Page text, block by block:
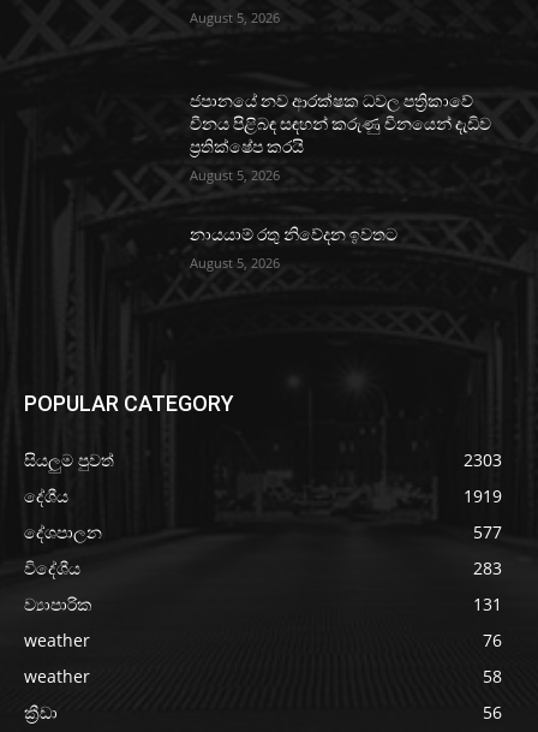
August 5, 2026
ජපානයේ නව ආරක්ෂක ධවල පත්‍රිකාවේ
චීනය පිළිබඳ සඳහන් කරුණු චීනයෙන් දැඩිව
ප්‍රතික්ෂේප කරයි
August 5, 2026
නායයාම් රතු නිවේදන ඉවතට
August 5, 2026
POPULAR CATEGORY
සියලුම පුවත්
2303
දේශීය
1919
දේශපාලන
577
විදේශීය
283
ව්‍යාපාරික
131
weather
76
weather
58
ක්‍රීඩා
56